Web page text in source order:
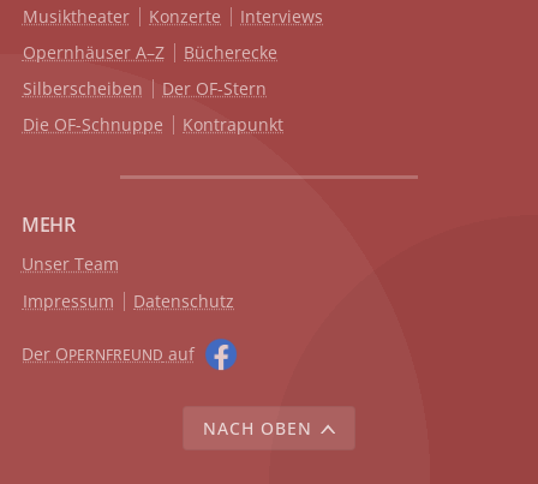
Musiktheater Konzerte
Interviews
Opernhäuser A–Z
Bücherecke
Silberscheiben
Der OF-Stern
Die OF-Schnuppe
Kontrapunkt
MEHR
Unser Team
Impressum
Datenschutz
Der OPERNFREUND auf
NACH OBEN